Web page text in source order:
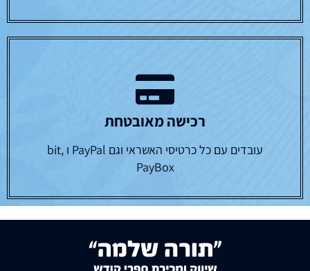
רכישה מאובטחת
עובדים עם כל כרטיסי האשראי וגם PayPal ו bit,
PayBox